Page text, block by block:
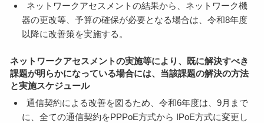
ネットワークアセスメントの結果から、ネットワーク機
器の更改等、予算の確保が必要となる場合は、令和8年度
以降に改善策を実施する。
ネットワークアセスメントの実施等により、既に解決すべき
課題が明らかになっている場合には、当該課題の解決の方法
と実施スケジュール
通信契約による改善を図るため、令和6年度は、9月まで
に、全ての通信契約をPPPoE方式から IPoE方式に変更し